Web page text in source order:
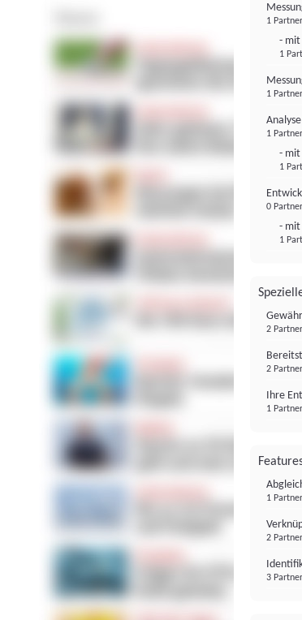
1 Partner
- mit
1
1 Partner
1 Partner
- mit
1
0 Partner
- mit
1
2 Partner
2 Partner
Ihre
1 Partner
1 Partner
2 Partner
3 Partner